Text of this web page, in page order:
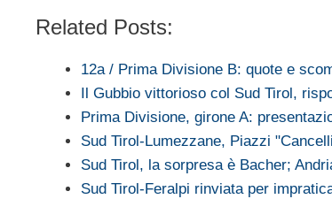
Related Posts:
12a / Prima Divisione B: quote e
Il Gubbio vittorioso col Sud Tirol,
Prima Divisione, girone A:
Sud Tirol-Lumezzane, Piazzi
Sud Tirol, la sorpresa è Bacher;
Sud Tirol-Feralpi rinviata per